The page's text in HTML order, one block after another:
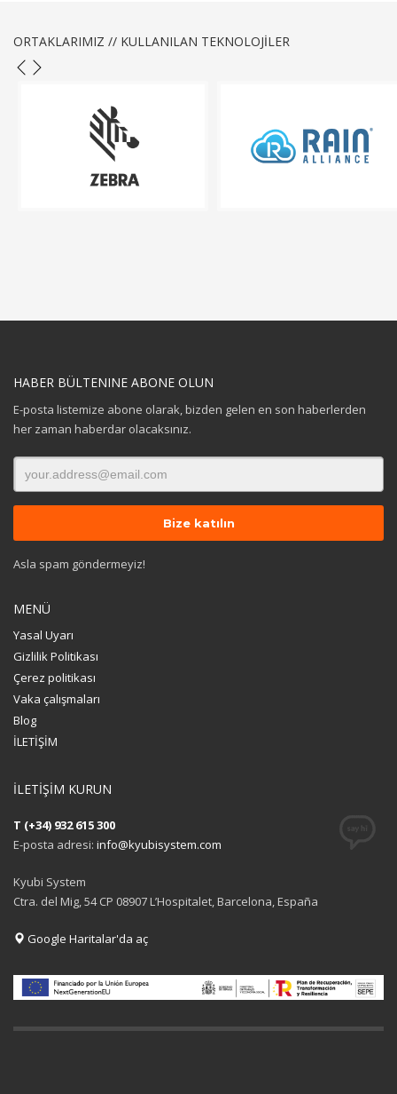
ORTAKLARIMIZ // KULLANILAN TEKNOLOJİLER
HABER BÜLTENINE ABONE OLUN
E-posta listemize abone olarak, bizden gelen en son haberlerden
her zaman haberdar olacaksınız.
Asla spam göndermeyiz!
MENÜ
Yasal Uyarı
Gizlilik Politikası
Çerez politikası
Vaka çalışmaları
Blog
İLETİŞİM
İLETİŞİM KURUN
T (+34) 932 615 300
E-posta adresi: info@kyubisystem.com
Kyubi System
Ctra. del Mig, 54 CP 08907 L’Hospitalet, Barcelona, España
Google Haritalar'da aç